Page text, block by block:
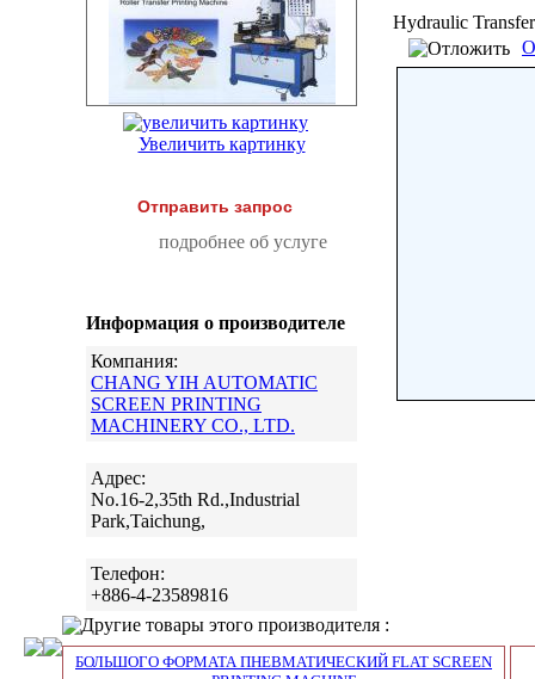
Увеличить картинку
Отправить запрос
подробнее об услуге
Информация о производителе
Компания:
CHANG YIH AUTOMATIC
SCREEN PRINTING
MACHINERY CO., LTD.
Адрес:
No.16-2,35th Rd.,Industrial
Park,Taichung,
Телефон:
+886-4-23589816
Hydraulic
Другие товары этого производителя :
БОЛЬШОГО ФОРМАТА ПНЕВМАТИЧЕСКИЙ FLAT SCREEN